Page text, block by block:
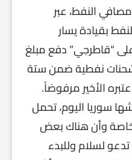
النفط، عبر
بقيادة يسار
“قاطرجي” دفع مبلغ
شحنات نفطية ضمن ستة
الأخير مرفوضاً.
سوريا اليوم، تحمل
خاصة وأن هناك بعض
لسلام وللبدء